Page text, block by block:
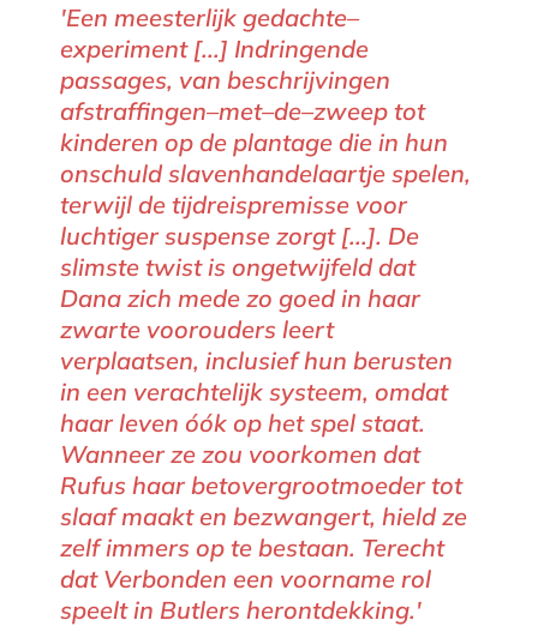
'Een meesterlijk gedachte–
experiment [...] Indringende
passages, van beschrijvingen
afstraffingen–met–de–zweep tot
kinderen op de plantage die in hun
onschuld slavenhandelaartje spelen,
terwijl de tijdreispremisse voor
luchtiger suspense zorgt [...]. De
slimste twist is ongetwijfeld dat
Dana zich mede zo goed in haar
zwarte voorouders leert
verplaatsen, inclusief hun berusten
in een verachtelijk systeem, omdat
haar leven óók op het spel staat.
Wanneer ze zou voorkomen dat
Rufus haar betovergrootmoeder tot
slaaf maakt en bezwangert, hield ze
zelf immers op te bestaan. Terecht
dat Verbonden een voorname rol
speelt in Butlers herontdekking.'